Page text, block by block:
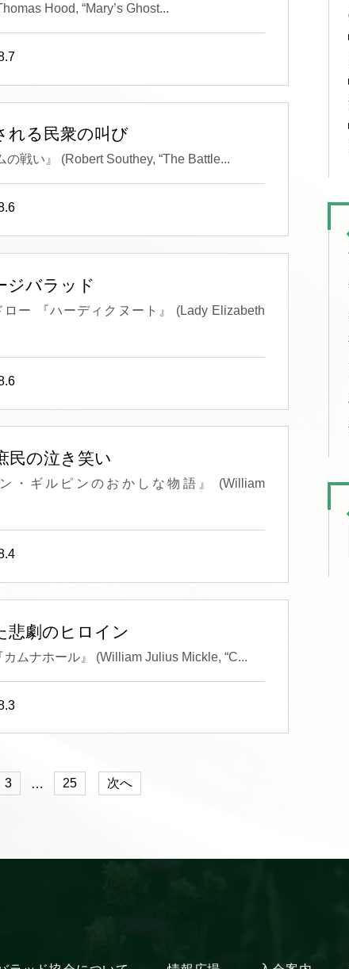
Hood, “Mary’s Ghost...
る民衆の叫び
戦い』 (Robert Southey, “The Battle...
バラッド
ー 『ハーディクヌート』 (Lady Elizabeth
民の泣き笑い
・ギルピンのおかしな物語』 (William
劇のヒロイン
ムナホール』 (William Julius Mickle, “C...
3 … 25 次へ